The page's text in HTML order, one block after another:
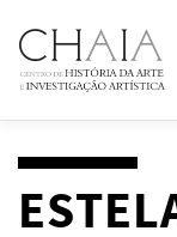
para
conteúdo